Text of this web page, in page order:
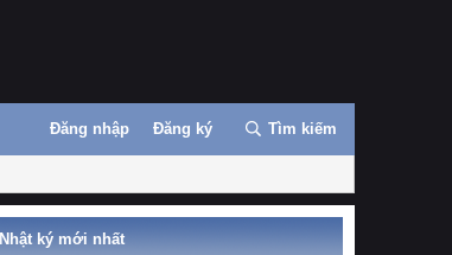
Đăng nhập Đăng ký Tìm kiếm
Nhật ký mới nhất